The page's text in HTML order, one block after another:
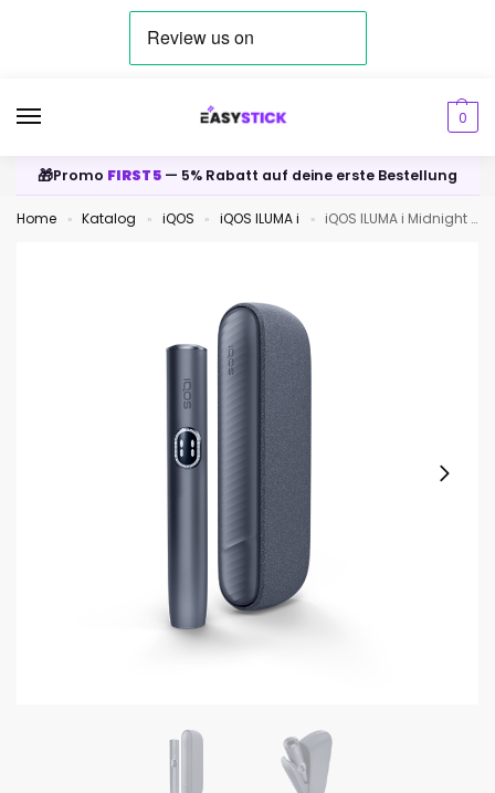
0
🎁Promo FIRST5 — 5% Rabatt auf deine erste Bestellung
Home » Katalog » iQOS » iQOS ILUMA i » iQOS ILUMA i Midnight Black